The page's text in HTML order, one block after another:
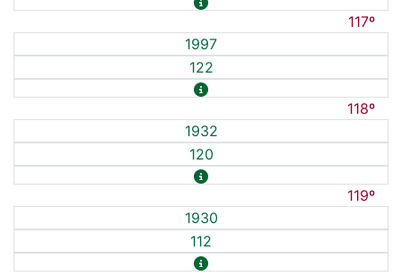
117º
1997
122
118º
1932
120
119º
1930
112